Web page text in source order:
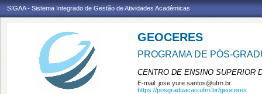
SIGAA - Sistema Integrado de Gestão de Atividades Acadêmicas
GEOCERES
PROGRAMA DE PÓS-
CENTRO DE ENSINO SUPERIOR
E-mail: jose.yure.santos@ufrn.br
https://posgraduacao.ufrn.br/geoceres